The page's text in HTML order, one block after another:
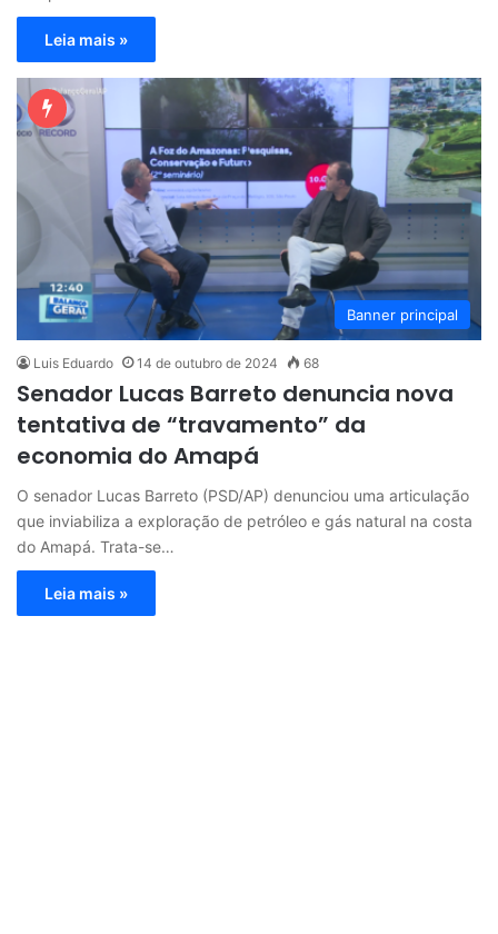
Leia mais »
Banner principal
Luis Eduardo 14 de outubro de 2024 68
Senador Lucas Barreto denuncia nova
tentativa de “travamento” da
economia do Amapá
O senador Lucas Barreto (PSD/AP) denunciou uma articulação
que inviabiliza a exploração de petróleo e gás natural na costa
do Amapá. Trata-se…
Leia mais »